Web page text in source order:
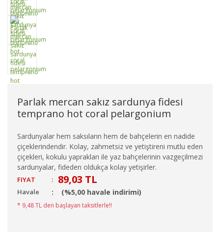
Parlak mercan sakız sardunya fidesi
temprano hot coral pelargonium
Sardunyalar hem saksıların hem de bahçelerin en nadide
çiçeklerindendir. Kolay, zahmetsiz ve yetiştireni mutlu eden
çiçekleri, kokulu yaprakları ile yaz bahçelerinin vazgeçilmezi
sardunyalar, fideden oldukça kolay yetişirler.
FIYAT : 89,03 TL
Havale (%5,00 havale indirimi)
* 9,48 TL den başlayan taksitlerle!!